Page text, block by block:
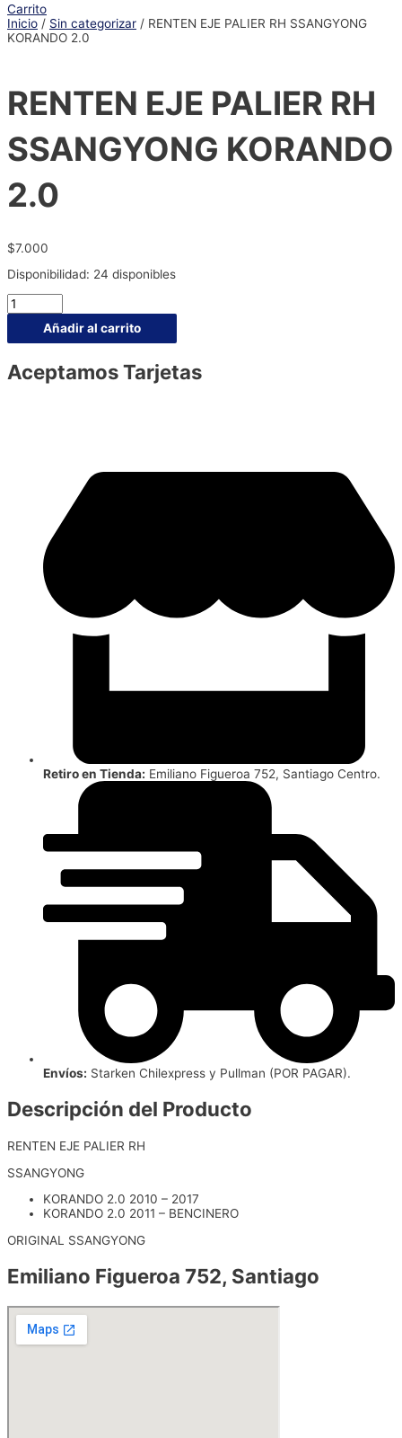
Carrito
Inicio / Sin categorizar / RENTEN EJE PALIER RH SSANGYONG
KORANDO 2.0
RENTEN EJE PALIER RH
SSANGYONG KORANDO
2.0
$7.000
Disponibilidad: 24 disponibles
Añadir al carrito
Aceptamos Tarjetas
Retiro en Tienda: Emiliano Figueroa 752, Santiago Centro.
Envíos: Starken Chilexpress y Pullman (POR PAGAR).
Descripción del Producto
RENTEN EJE PALIER RH
SSANGYONG
KORANDO 2.0 2010 – 2017
KORANDO 2.0 2011 – BENCINERO
ORIGINAL SSANGYONG
Emiliano Figueroa 752, Santiago